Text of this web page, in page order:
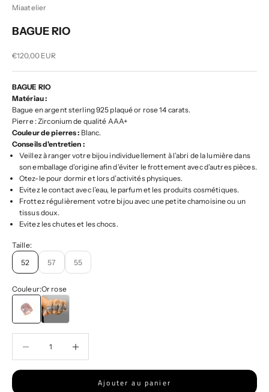
Miaatelier
BAGUE RIO
Prix de vente
€120,00 EUR
BAGUE RIO
Matériau :
Bague en argent sterling 925 plaqué or rose 14 carats.
Pierre : Zirconium de qualité AAA+
Couleur de pierres : Blanc.
Conseils d'entretien :
Veillez à ranger votre bijou individuellement à l’abri de la lumière dans
son emballage d’origine afin d’éviter le frottement avec d’autres pièces.
Otez-le pour dormir et lors d’activités physiques.
Evitez le contact avec l’eau, le parfum et les produits cosmétiques.
Frottez régulièrement votre bijou avec une petite chamoisine ou un
tissus doux.
Evitez les chutes et les chocs.
Taille:
52
57 55
Couleur:Or rose
Or blanc
Ajouter au panier